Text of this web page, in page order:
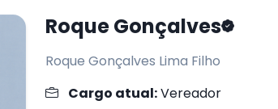
Roque Gonçalves
Roque Gonçalves Lima Filho
Cargo atual:Vereador